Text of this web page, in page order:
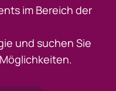
im Bereich der
und suchen Sie